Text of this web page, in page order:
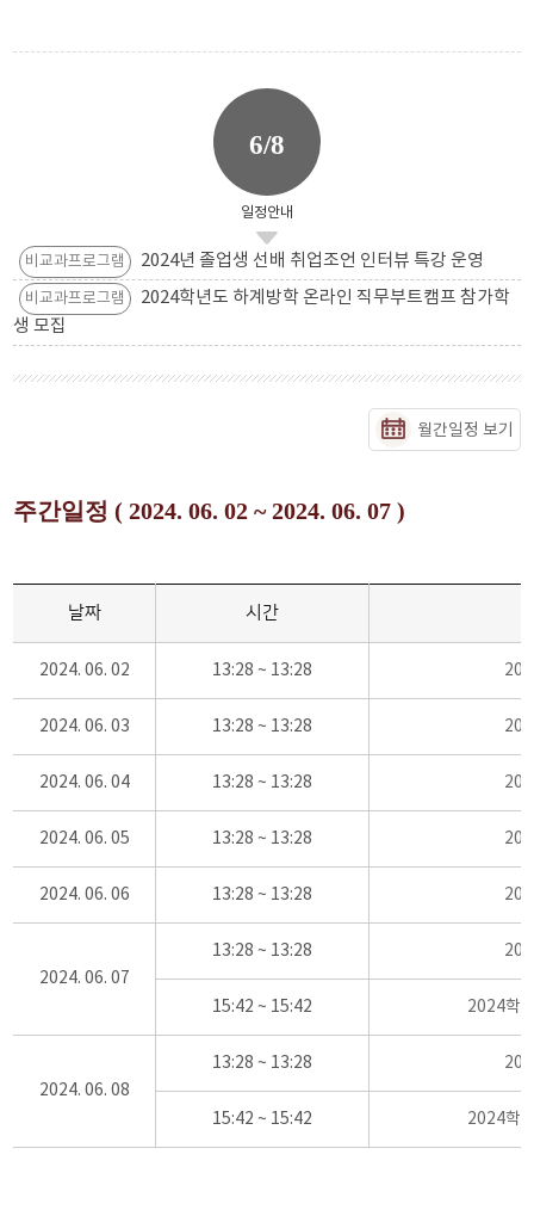
6/8
일정안내
비교과프로그램 2024년 졸업생 선배 취업조언 인터뷰 특강 운영
비교과프로그램
2024학년도 하계방학 온라인 직무부트캠프 참가학
생 모집
월간일정 보기
주간일정 ( 2024. 06. 02 ~ 2024. 06. 07 )
날짜 시간
2024. 06. 02 13:28 ~ 13:28
2024. 06. 03 13:28 ~ 13:28
2024. 06. 04 13:28 ~ 13:28
2024. 06. 05 13:28 ~ 13:28
2024. 06. 06 13:28 ~ 13:28
2024. 06. 07
13:28 ~ 13:28
15:42 ~ 15:42 2024학
2024. 06. 08
13:28 ~ 13:28
15:42 ~ 15:42 2024학